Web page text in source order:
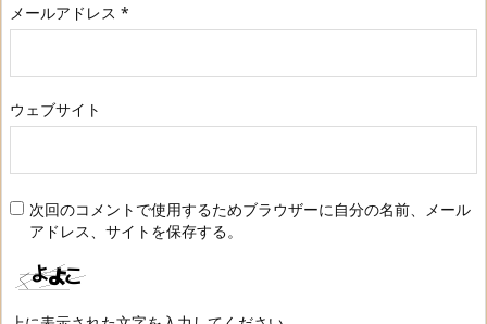
メールアドレス *
ウェブサイト
次回のコメントで使用するためブラウザーに自分の名前、メール
アドレス、サイトを保存する。